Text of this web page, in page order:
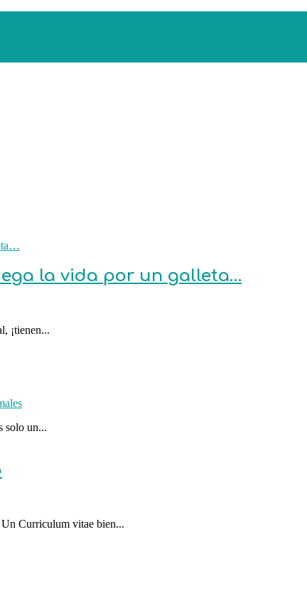
la vida por un galleta…
¡tienen...
solo un...
Un Curriculum vitae bien...